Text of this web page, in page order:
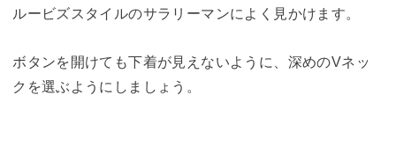
ルービズスタイルのサラリーマンによく見かけます。
ボタンを開けても下着が見えないように、深めのVネッ
クを選ぶようにしましょう。